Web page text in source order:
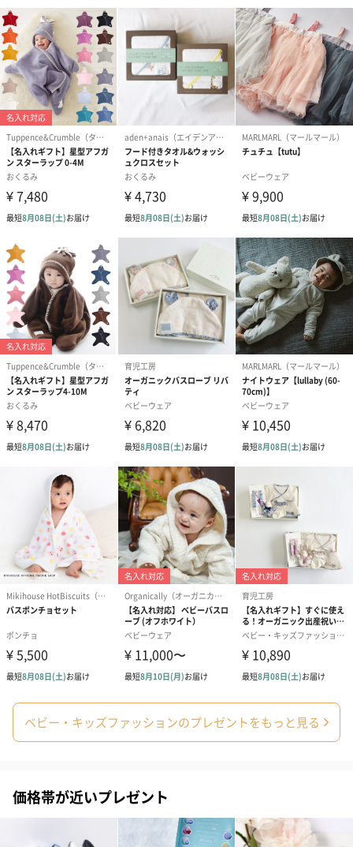
シーズンブーケ（ひま
わり）（1,880円）
ブーケ（ホワイトグリ
ーン）（1,650円）
ブーケ（ピン
（1,650円）
ドライフラワー・プリザーブドフラワー
自然のお花で作ったドライフラワー・プリザーブドフラワーを同
梱します。
一部花材が写真と異なる場合がございます。予めご了承くださ
プリザーブドフラワー
ブーケ（ピンク）
（2,580円）
プリザーブドフラワー
ブーケ（ブルー）
（2,580円）
アミュレット
ク）（1,500円
ぬいぐるみ
愛らしいぬいぐるみを同梱してお届けします。
誕生日・記念日・出産祝いなどのシーンにおすすめです。
フラワーテディベア
テディベア（バニラ）
テディベア（
紅茶・コーヒー・スイーツを同梱してお届けいたします。ギフト
ベビー・キッズファッションのプレゼントをもっと見る
価格帯が近いプレゼント